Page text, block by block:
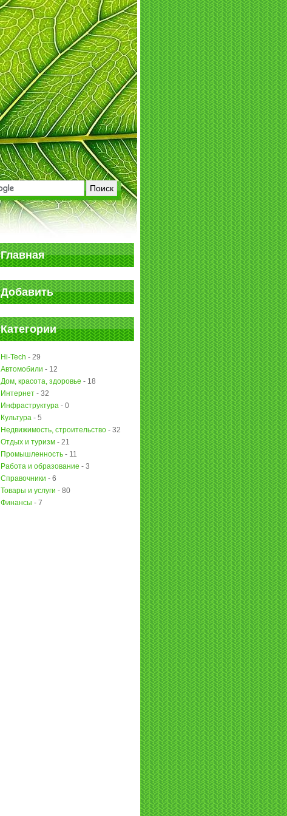
Главная
Добавить
Категории
Hi-Tech - 29
Автомобили - 12
Дом, красота, здоровье - 18
Интернет - 32
Инфраструктура - 0
Культура - 5
Недвижимость, строительство - 32
Отдых и туризм - 21
Промышленность - 11
Работа и образование - 3
Справочники - 6
Товары и услуги - 80
Финансы - 7